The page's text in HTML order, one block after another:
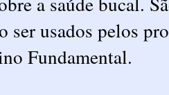
ser usados pelos
Fundamental.